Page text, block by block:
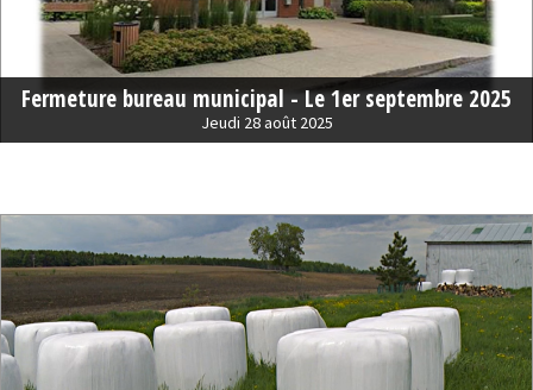
Fermeture bureau municipal - Le 1er septembre 2025
Jeudi 28 août 2025